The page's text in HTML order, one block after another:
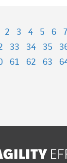
2 3 4 5 6 7
33 34 35
61 62 63